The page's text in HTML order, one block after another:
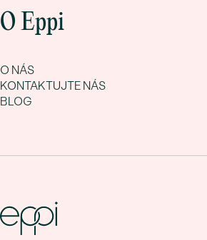
O Eppi
O NÁS
KONTAKTUJTE NÁS
BLOG